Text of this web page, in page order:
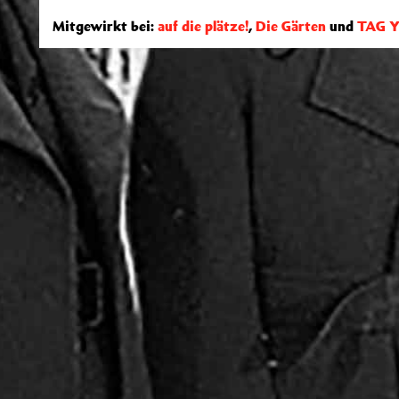
Mitgewirkt bei: auf die plätze!, Die Gärten und TAG Y